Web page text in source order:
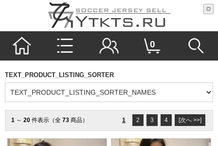
0
TEXT_PRODUCT_LISTING_SORTER
1 ～ 20 件表示（全 73 商品） 1 2 3 4 [次へ >>]